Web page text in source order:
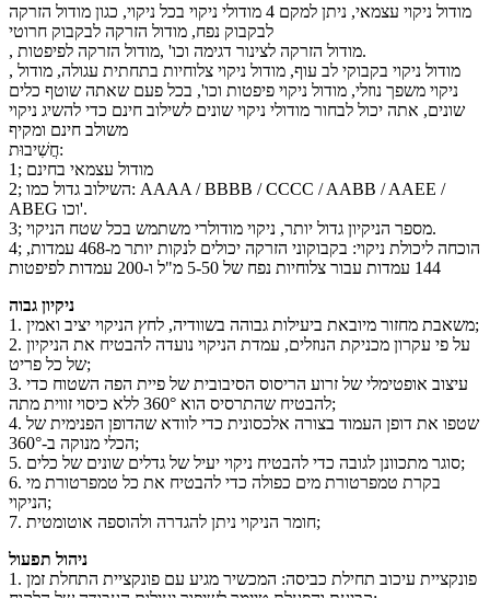
מודול ניקוי עצמאי, ניתן למקם 4 מודולי ניקוי בכל ניקוי, כגון מודול הזרקה
לבקבוק נפח, מודול הזרקה לבקבוק חרוטי
, מודול הזרקה לצינור דגימה וכו' ,מודול הזרקה לפיפטות.
, מודול ניקוי בקבוקי לב עוף, מודול ניקוי צלוחיות בתחתית עגולה, מודול
ניקוי משפך נוזלי, מודול ניקוי פיפטות וכו', בכל פעם שאתה שוטף כלים
שונים, אתה יכול לבחור מודולי ניקוי שונים לשילוב חינם כדי להשיג ניקוי
משולב חינם ומקיף
חֲשִׁיבוּת:
1; מודול עצמאי בחינם
2; השילוב גדול כמו: AAAA / BBBB / CCCC / AABB / AAEE /
ABEG וכו'.
3; מספר הניקיון גדול יותר, ניקוי מודולרי משתמש בכל שטח הניקוי.
4; הוכחה ליכולת ניקוי: בקבוקוני הזרקה יכולים לנקות יותר מ-468 עמדות,
144 עמדות עבור צלוחיות נפח של 5-50 מ"ל ו-200 עמדות לפיפטות
ניקיון גבוה
1. משאבת מחזור מיובאת ביעילות גבוהה בשוודיה, לחץ הניקוי יציב ואמין;
2. על פי עקרון מכניקת הנוזלים, עמדת הניקוי נועדה להבטיח את הניקיון
של כל פריט;
3. עיצוב אופטימלי של זרוע הריסוס הסיבובית של פיית הפה השטוח כדי
להבטיח שהתרסיס הוא 360° ללא כיסוי זווית מתה;
4. שטפו את דופן העמוד בצורה אלכסונית כדי לוודא שהדופן הפנימית של
הכלי מנוקה ב-360°;
5. סוגר מתכוונן לגובה כדי להבטיח ניקוי יעיל של גדלים שונים של כלים;
6. בקרת טמפרטורת מים כפולה כדי להבטיח את כל טמפרטורת מי
הניקוי;
7. חומר הניקוי ניתן להגדרה ולהוספה אוטומטית;
ניהול תפעול
1. פונקציית עיכוב תחילת כביסה: המכשיר מגיע עם פונקציית התחלת זמן